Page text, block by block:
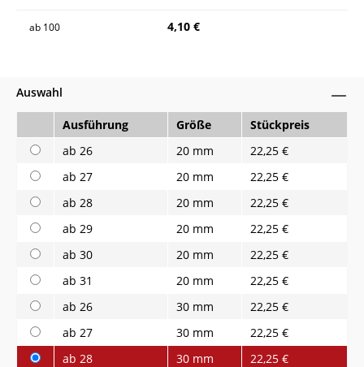
ab 100 4,10 €
Auswahl
Ausführung Größe
Stückpreis
ab 26
20 mm
22,25 €
ab 27
20 mm
22,25 €
ab 28
20 mm
22,25 €
ab 29
20 mm
22,25 €
ab 30
20 mm
22,25 €
ab 31
20 mm
22,25 €
ab 26
30 mm
22,25 €
ab 27
30 mm
22,25 €
ab 28
30 mm
22,25 €